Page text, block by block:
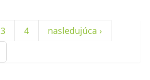
3 4
nasledujúca ›